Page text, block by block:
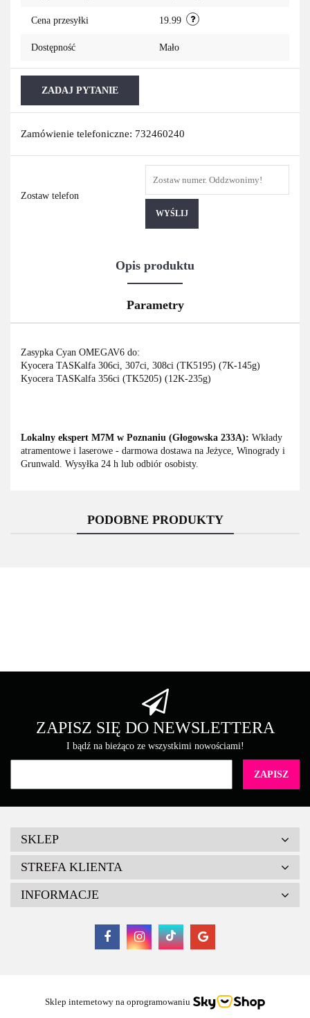
Cena przesyłki 19.99
Dostępność Mało
ZADAJ PYTANIE
Zamówienie telefoniczne: 732460240
Zostaw telefon
WYŚLIJ
Opis produktu
Parametry
Zasypka Cyan OMEGAV6 do:
Kyocera TASKalfa 306ci, 307ci, 308ci (TK5195) (7K-145g)
Kyocera TASKalfa 356ci (TK5205) (12K-235g)
Lokalny ekspert M7M w Poznaniu (Głogowska 233A): Wkłady
atramentowe i laserowe - darmowa dostawa na Jeżyce, Winogrady i
Grunwald. Wysyłka 24 h lub odbiór osobisty.
PODOBNE PRODUKTY
Brother
Cartridge Web
ZAPISZ SIĘ DO NEWSLETTERA
I bądź na bieżąco ze wszystkimi nowościami!
SKLEP
STREFA KLIENTA
INFORMACJE
Sklep internetowy na oprogramowaniu